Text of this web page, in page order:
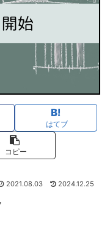
はてブ
コピー
2021.08.03 2024.12.25